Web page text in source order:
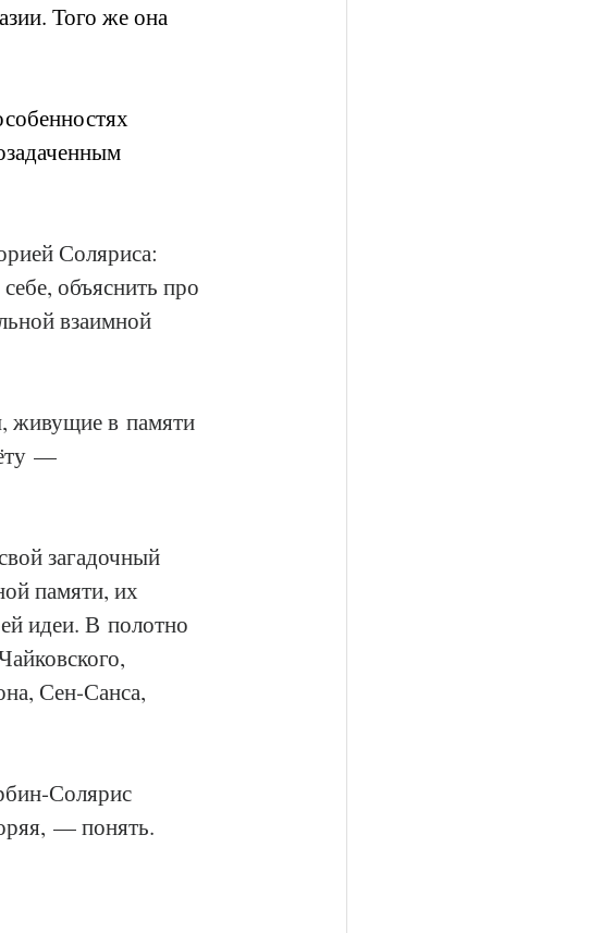
Того же она
Соляриса:
объяснить про
взаимной
живущие в памяти
—
загадочный
памяти, их
идеи. В полотно
Сен‑Санса,
— понять.